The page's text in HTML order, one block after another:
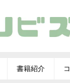
書籍紹介